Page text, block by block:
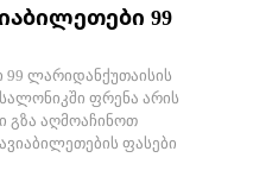
99
99 ლარიდანქუთაისის
ფრენა არის
გზა აღმოაჩინოთ
ფასები